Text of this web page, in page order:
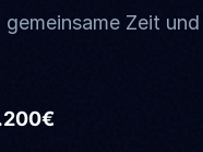
Zeit